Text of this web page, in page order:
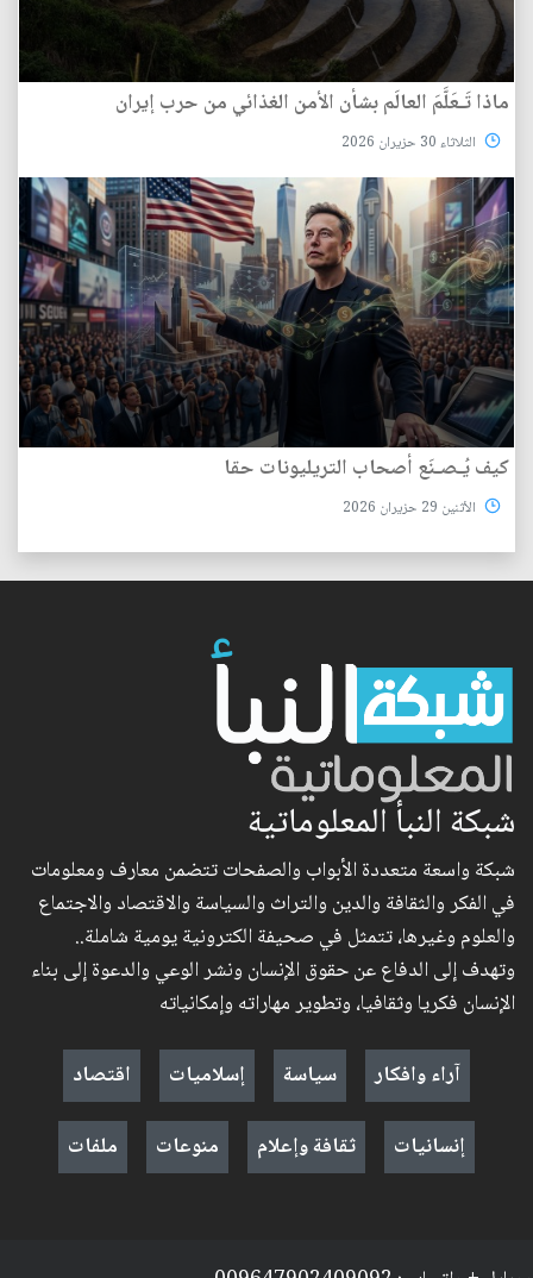
ماذا تَـعَلَّمَ العالَم بشأن الأمن الغذائي من حرب إيران
الثلاثاء 30 حزيران 2026
كيف يُـصـنَع أصحاب التريليونات حقا
الأثنين 29 حزيران 2026
شبكة النبأ المعلوماتية
شبكة واسعة متعددة الأبواب والصفحات تتضمن معارف ومعلومات
في الفكر والثقافة والدين والتراث والسياسة والاقتصاد والاجتماع
والعلوم وغيرها، تتمثل في صحيفة الكترونية يومية شاملة..
وتهدف إلى الدفاع عن حقوق الإنسان ونشر الوعي والدعوة إلى بناء
الإنسان فكريا وثقافيا، وتطوير مهاراته وإمكانياته
آراء وافكار
سياسة إسلاميات
اقتصاد
إنسانيات
ثقافة وإعلام منوعات ملفات